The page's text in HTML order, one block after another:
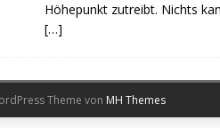
Höhepunkt zutreibt. Nichts
[…]
Theme von MH Themes